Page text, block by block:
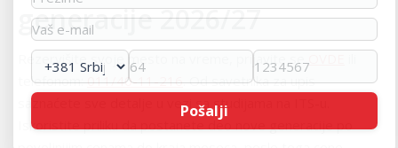
generacije 2026/27
Rezervišite svoje mesto na vreme, prijavite seOVDE
telefonom:011/40-11-216. Od savetnika za upis
saznaćete sve detalje u vezi sa studijama na ITS-u.
Iskoristite priliku da postanete deo nove generacije po